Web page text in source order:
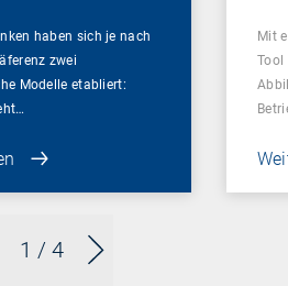
1 / 4
haben sich je nach
zwei
Modelle etabliert:
Mit
Tool